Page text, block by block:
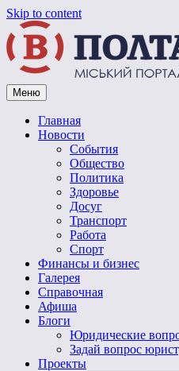
Skip to content
Vpoltave.info
Полтавский портал новостей
Меню
Главная
Новости
События
Общество
Политика
Здоровье
Досуг
Транспорт
Работа
Спорт
Финансы и бизнес
Галерея
Справочная
Афиша
Блоги
Юридические
Задай вопрос
Проекты